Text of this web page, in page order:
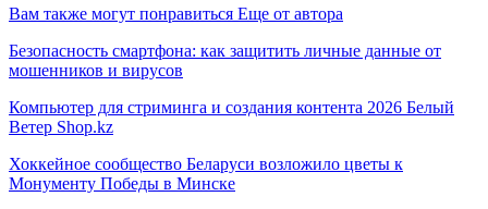
Вам также могут понравиться Еще от автора
Безопасность смартфона: как защитить личные данные от
мошенников и вирусов
Компьютер для стриминга и создания контента 2026 Белый
Ветер Shop.kz
Хоккейное сообщество Беларуси возложило цветы к
Монументу Победы в Минске